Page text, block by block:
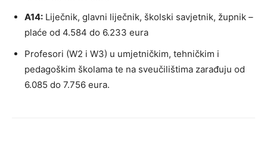
A14: Liječnik, glavni liječnik, školski savjetnik, župnik –
plaće od 4.584 do 6.233 eura
Profesori (W2 i W3) u umjetničkim, tehničkim i
pedagoškim školama te na sveučilištima zarađuju od
6.085 do 7.756 eura.